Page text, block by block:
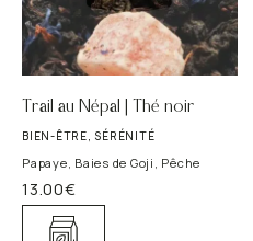
Trail au Népal | Thé noir
BIEN-ÊTRE, SÉRÉNITÉ
Papaye, Baies de Goji, Pêche
13.00€